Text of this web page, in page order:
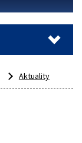
Aktuality